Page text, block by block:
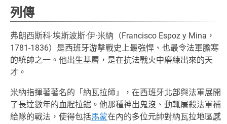
列傳
弗朗西斯科·埃斯波斯·伊·米納（Francisco Espoz y Mina，
1781-1836）是西班牙游擊戰史上最強悍、也最令法軍膽寒
的統帥之一。他出生基層，是在抗法戰火中磨練出來的天
才。
米納指揮著著名的「納瓦拉師」，在西班牙北部與法軍展開
了長達數年的血腥拉鋸。他那種神出鬼沒、動輒屠殺法軍補
給隊的戰法，使得包括馬蒙在內的多位元帥對納瓦拉地區感